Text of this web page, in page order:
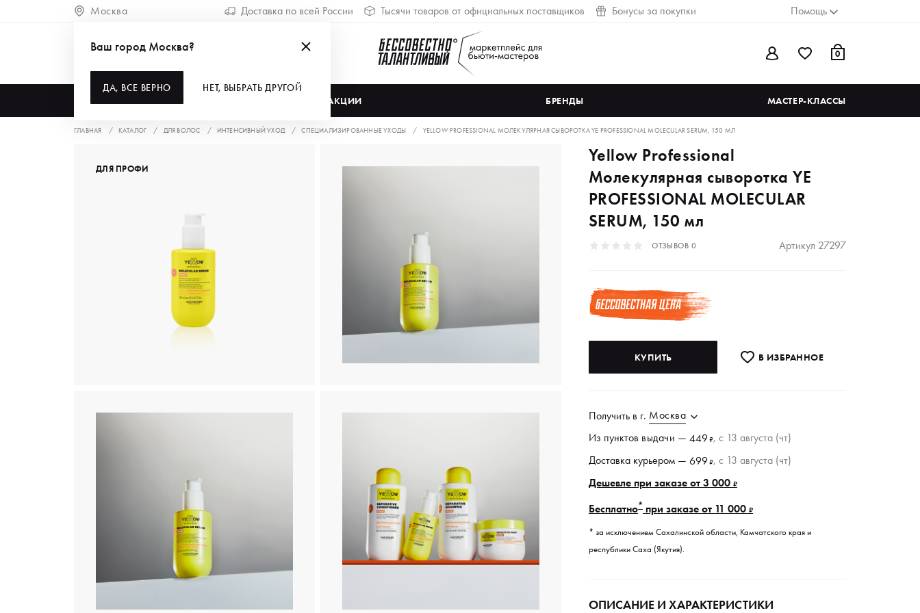
Москва Доставка по всей России Тысячи товаров от официальных поставщиков Бонусы за покупки Помощь
0
АКЦИИ БРЕНДЫ МАСТЕР-КЛАССЫ
Ваш город Москва?
ДА, ВСЕ ВЕРНО НЕТ, ВЫБРАТЬ ДРУГОЙ
ГЛАВНАЯ КАТАЛОГ ДЛЯ ВОЛОС ИНТЕНСИВНЫЙ УХОД СПЕЦИАЛИЗИРОВАННЫЕ УХОДЫ YELLOW PROFESSIONAL МОЛЕКУЛЯРНАЯ СЫВОРОТКА YE PROFESSIONAL MOLECULAR SERUM, 150 МЛ
ДЛЯ ПРОФИ
Yellow Professional
Молекулярная сыворотка YE
PROFESSIONAL MOLECULAR
SERUM, 150 мл
ОТЗЫВОВ 0 Артикул 27297
КУПИТЬ В ИЗБРАННОE
Получить в г. Москва
Из пунктов выдачи —449₽, c 13 августа (чт)
Доставка курьером —699₽, c 13 августа (чт)
Дешевле при заказе от 3 000₽
Бесплатно* при заказе от 11 000₽
* за исключением Сахалинской области, Камчатского края и
республики Саха (Якутия).
ОПИСАНИЕ И ХАРАКТЕРИСТИКИ